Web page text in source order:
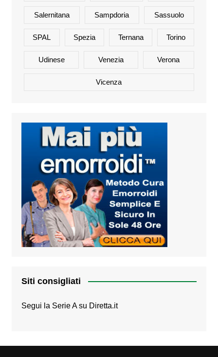
Salernitana Sampdoria Sassuolo
SPAL Spezia Ternana Torino
Udinese Venezia Verona
Vicenza
Siti consigliati
Segui la Serie A su Diretta.it